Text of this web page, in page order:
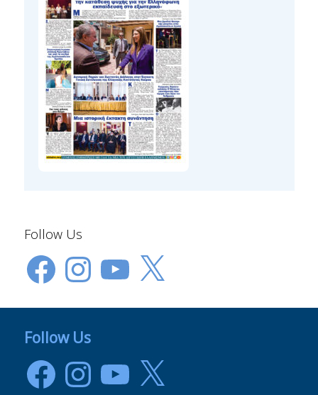
Follow Us
FacebookInstagramYouTube
X
Follow Us
FacebookInstagramYouTube
X